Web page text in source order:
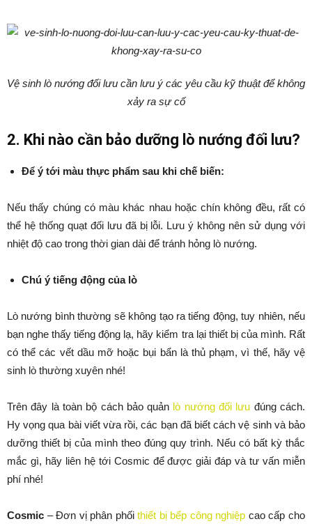
Vệ sinh lò nướng đối lưu cần lưu ý các yêu cầu kỹ thuật để không
xảy ra sự cố
2. Khi nào cần bảo dưỡng lò nướng đối lưu?
Để ý tới màu thực phẩm sau khi chế biến:
Nếu thấy chúng có màu khác nhau hoặc chín không đều, rất có
thể hệ thống quạt đối lưu đã bị lỗi. Lưu ý không nên sử dụng với
nhiệt độ cao trong thời gian dài để tránh hỏng lò nướng.
Chú ý tiếng động của lò
Lò nướng bình thường sẽ không tạo ra tiếng động, tuy nhiên, nếu
bạn nghe thấy tiếng động lạ, hãy kiểm tra lại thiết bị của mình. Rất
có thể các vết dầu mỡ hoặc bụi bẩn là thủ phạm, vì thế, hãy vệ
sinh lò thường xuyên nhé!
Trên đây là toàn bộ cách bảo quản lò nướng đối lưu đúng cách.
Hy vọng qua bài viết vừa rồi, các bạn đã biết cách vệ sinh và bảo
dưỡng thiết bị của mình theo đúng quy trình. Nếu có bất kỳ thắc
mắc gì, hãy liên hệ tới Cosmic để được giải đáp và tư vấn miễn
phí nhé!
Cosmic – Đơn vị phân phốithiết bị bếp công nghiệp cao cấp cho